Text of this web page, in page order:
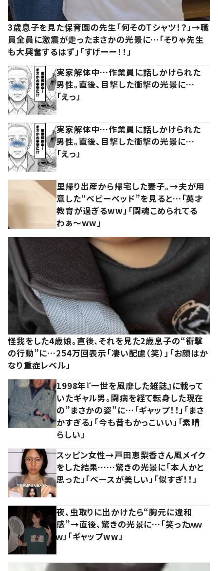
3歳息子を見た保育園の先生「何そのTシャツ！？」→職
員全員に激震が走ったまさかの光景に…「そりゃ先生
も大興奮するはず」「すげーー！！」
実家解体中…作業員に話しかけられた
男性。直後、目撃した衝撃の光景に…
「えっ」
実家解体中…作業員に話しかけられた
男性。直後、目撃した衝撃の光景に…
「えっ」
里帰り出産から帰宅した妻子。→夫が用
意した“ベビーベッド”を見ると…「英才
教育が過ぎるww」「闘魂こめられてる
わぁ～ww」
怪我をした4歳娘。直後、それを見た2歳息子の“衝撃
の行動”に…254万回表示「凄い配慮（笑）」「お顔はか
なり重症レベル」
1998年『一世を風靡した雑誌』に載って
いたギャル男。闘病を経て転身した現在
の”まさかの姿”に…「ギャップ！！」「まさ
かすぎる」「今も昔もかっこいい」「素晴
らしい」
スッピン女性→戸田恵梨香さん風メイク
をした結果……驚きの光景に「本人かと
思った」「ベースが美しい」「似すぎ！！」
夜、虫取りに出かけたら“胸元に違和
感”→直後、驚きの光景に…「笑ったｗｗ
ｗ」「ギャップww」